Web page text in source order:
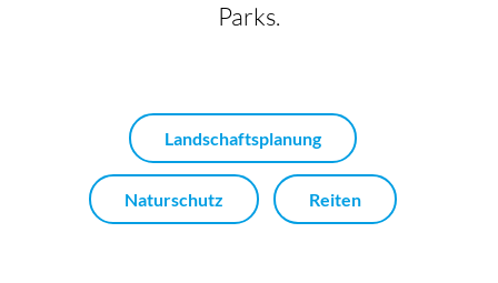
Parks.
Landschaftsplanung
Naturschutz Reiten